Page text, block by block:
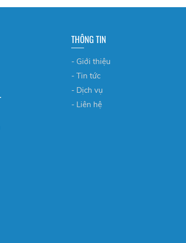
THÔNG TIN
- Giới thiệu
- Tin tức
- Dịch vụ
- Liên hệ